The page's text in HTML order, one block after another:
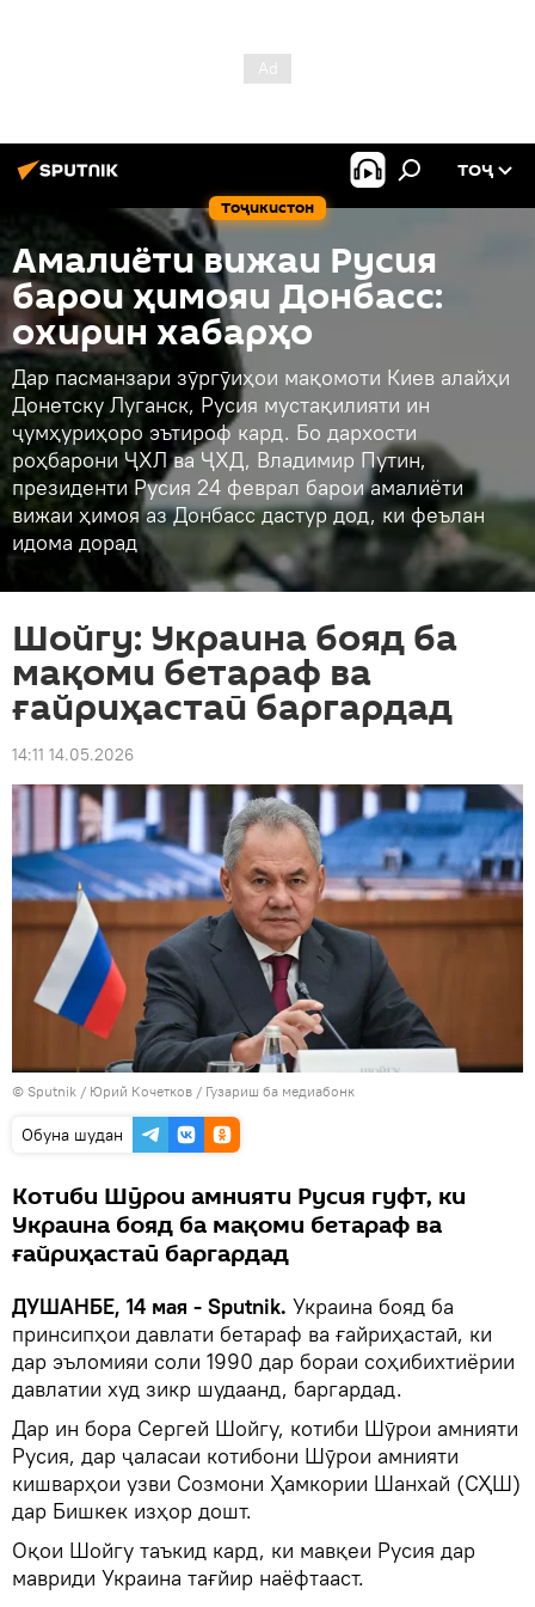
Тоҷикистон
ТОҶ
Амалиёти вижаи Русия
барои ҳимояи Донбасс:
охирин хабарҳо
Дар пасманзари зӯргӯиҳои мақомоти Киев алайҳи
Донетску Луганск, Русия мустақилияти ин
ҷумҳуриҳоро эътироф кард. Бо дархости
роҳбарони ҶХЛ ва ҶХД, Владимир Путин,
президенти Русия 24 феврал барои амалиёти
вижаи ҳимоя аз Донбасс дастур дод, ки феълан
идома дорад
Шойгу: Украина бояд ба
мақоми бетараф ва
ғайриҳастаӣ баргардад
14:11 14.05.2026
© Sputnik / Юрий Кочетков / Гузариш ба медиабонк
Обуна шудан
Котиби Шӯрои амнияти Русия гуфт, ки
Украина бояд ба мақоми бетараф ва
ғайриҳастаӣ баргардад
ДУШАНБЕ, 14 мая - Sputnik. Украина бояд ба
принсипҳои давлати бетараф ва ғайриҳастаӣ, ки
дар эъломияи соли 1990 дар бораи соҳибихтиёрии
давлатии худ зикр шудаанд, баргардад.
Дар ин бора Сергей Шойгу, котиби Шӯрои амнияти
Русия, дар ҷаласаи котибони Шӯрои амнияти
кишварҳои узви Созмони Ҳамкории Шанхай (СҲШ)
дар Бишкек изҳор дошт.
Оқои Шойгу таъкид кард, ки мавқеи Русия дар
мавриди Украина тағйир наёфтааст.